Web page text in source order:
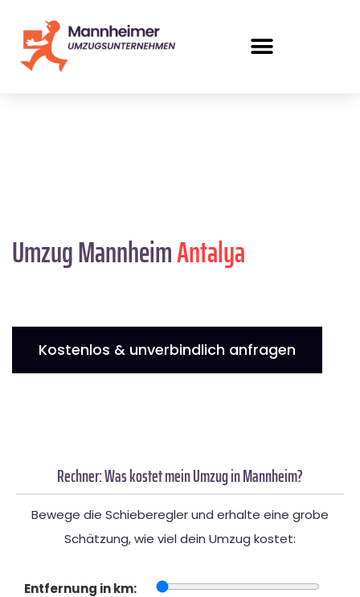
Umzug MannheimAntalya
Kostenlos & unverbindlich anfragen
Rechner: Was kostet mein Umzug in Mannheim?
Bewege die Schieberegler und erhalte eine grobe
Schätzung, wie viel dein Umzug kostet:
Entfernung in km: